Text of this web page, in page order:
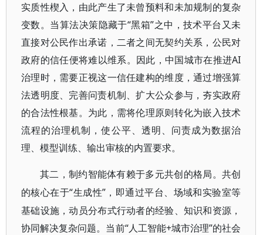
实质性楔入，由此产生了未曾预料和未加规制的复杂
变数。当算法决策隐藏于“黑箱”之中，技术平台又未
直接对公民作出承诺，二者之间无契约关系，公民对
政府的信任便将难以维系。因此，中国城市在推进AI
治理时，需要正视这一信任建构的维度，通过增强算
法透明度、完善问责机制、扩大公众参与，夯实政府
的合法性根基。为此，需将伦理原则转化为嵌入技术
流程的治理机制，使公平、透明、问责成为数据治
理、模型训练、输出审核的内置要求。
其二，制约智能体有赖于多元共创的格局。共创
的核心在于“生成性”，即通过平台、场域和实验室等
基础设施，动员分布式行动者的经验、知识和资源，
协同解决复杂问题。当前“人工智能+城市治理”的社会